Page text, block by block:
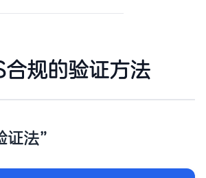
规的验证方法
证法”